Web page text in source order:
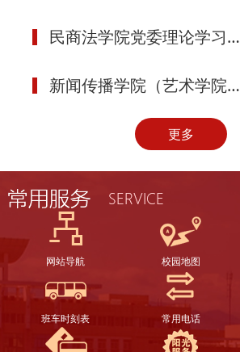
民商法学院党委理论学习中心组（扩大）召开学习研讨会议
新闻传播学院（艺术学院）召开专题会议
更多
网站导航 校园地图
班车时刻表 常用电话